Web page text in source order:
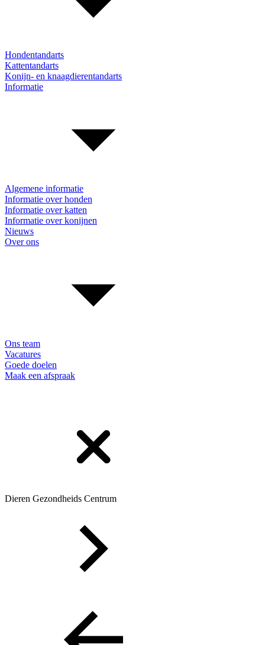
Hondentandarts
Kattentandarts
Konijn- en knaagdierentandarts
Informatie
Algemene informatie
Informatie over honden
Informatie over katten
Informatie over konijnen
Nieuws
Over ons
Ons team
Vacatures
Goede doelen
Maak een afspraak
Dieren Gezondheids Centrum